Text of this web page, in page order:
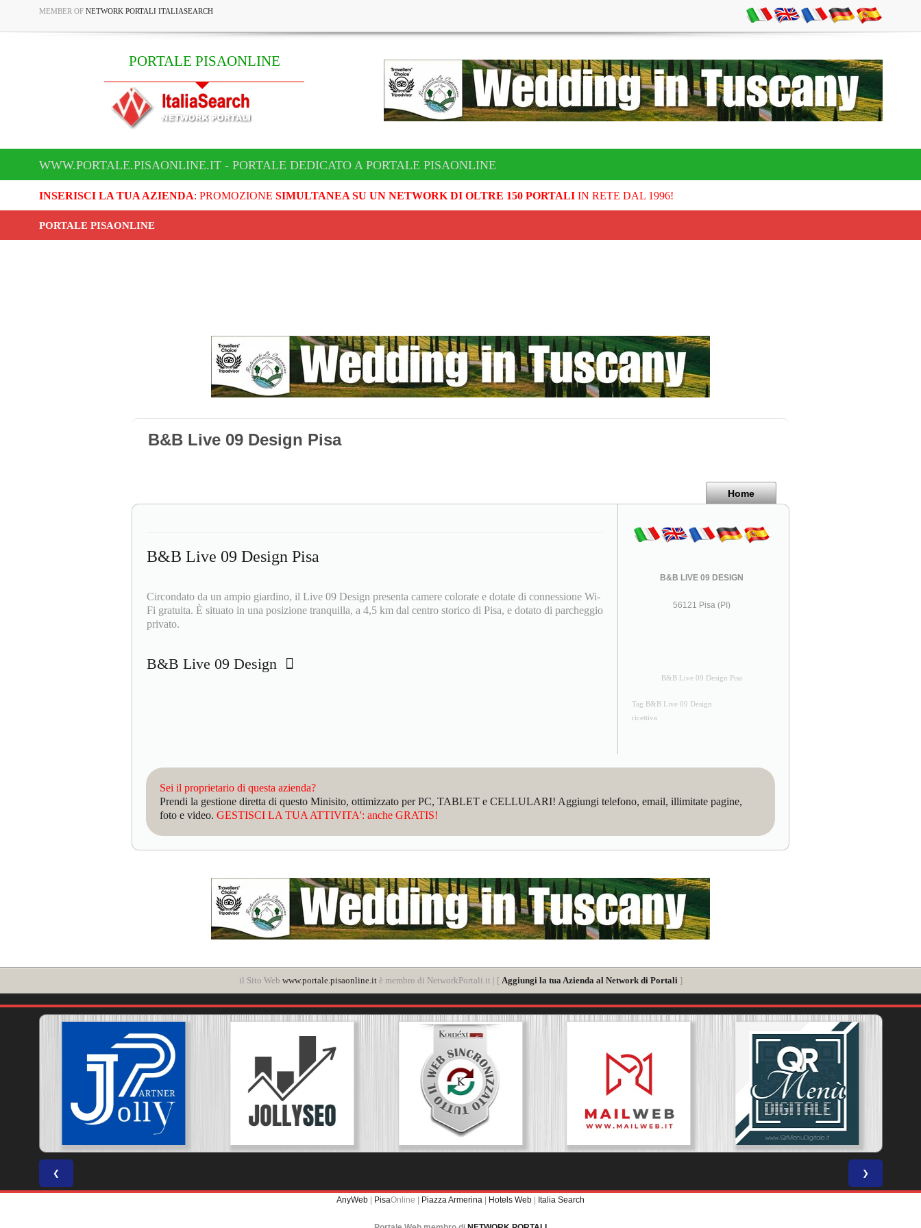
MEMBER OF NETWORK PORTALI ITALIASEARCH
PORTALE PISAONLINE
WWW.PORTALE.PISAONLINE.IT - PORTALE DEDICATO A PORTALE PISAONLINE
INSERISCI LA TUA AZIENDA: PROMOZIONE SIMULTANEA SU UN NETWORK DI OLTRE 150 PORTALIIN RETE DAL 1996!
PORTALE PISAONLINE
B&B Live 09 Design Pisa
Home
B&B Live 09 Design Pisa
Circondato da un ampio giardino, il Live 09 Design presenta camere colorate e dotate di connessione Wi-
Fi gratuita. È situato in una posizione tranquilla, a 4,5 km dal centro storico di Pisa, e dotato di parcheggio
privato.
B&B Live 09 Design
B&B LIVE 09 DESIGN
56121 Pisa (PI)
B&B Live 09 Design Pisa
Tag B&B Live 09 Design
ricettiva
Sei il proprietario di questa azienda?
Prendi la gestione diretta di questo Minisito, ottimizzato per PC, TABLET e CELLULARI! Aggiungi telefono, email, illimitate pagine,
foto e video. GESTISCI LA TUA ATTIVITA': anche GRATIS!
il Sito Web www.portale.pisaonline.itè membro di NetworkPortali.it | [ Aggiungi la tua Azienda al Network di Portali ]
❮ ❯
AnyWeb | PisaOnline | Piazza Armerina | Hotels Web | Italia Search